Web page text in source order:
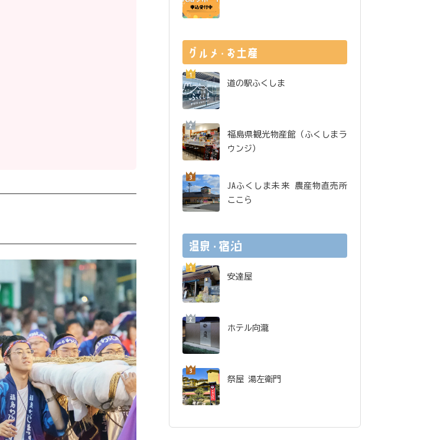
道の駅ふくしま
福島県観光物産館（ふくしまラ
ウンジ）
JAふくしま未来 農産物直売所
ここら
安達屋
ホテル向瀧
祭屋 湯左衛門